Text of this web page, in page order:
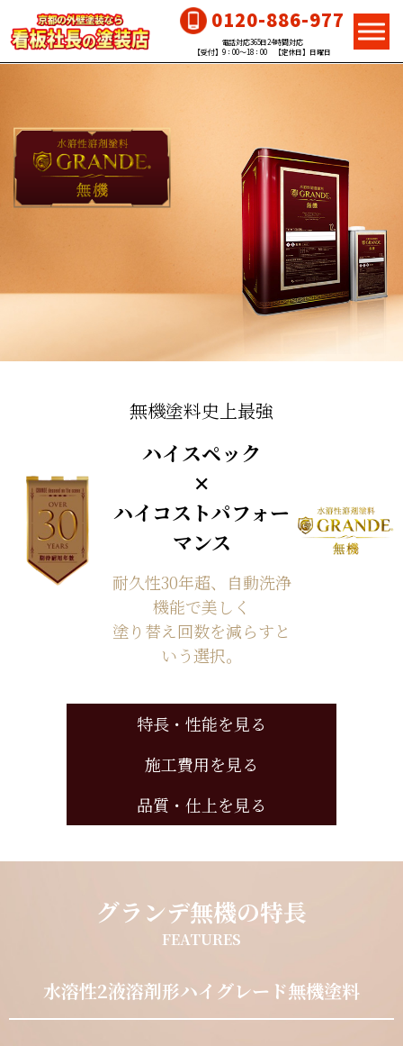
0120-886-977
電話対応365日24時間対応
【受付】9：00～18：00 【定休日】日曜日
無機塗料史上最強
ハイスペック
✕
ハイコストパフォー
マンス
耐久性30年超、自動洗浄
機能で美しく
塗り替え回数を減らすと
いう選択。
特長・性能を見る
施工費用を見る
品質・仕上を見る
グランデ無機の特長
FEATURES
水溶性2液溶剤形ハイグレード無機塗料